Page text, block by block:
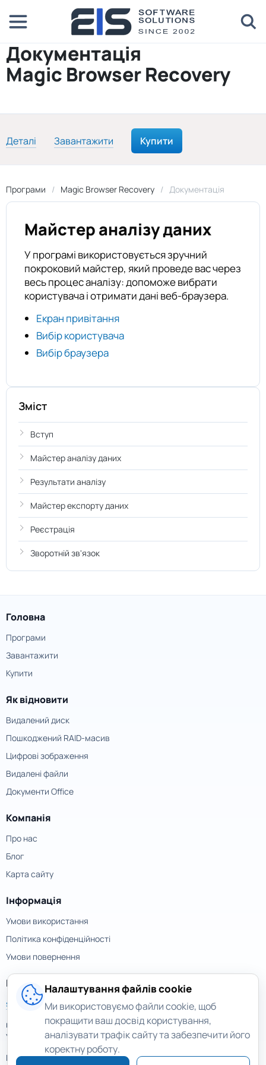
Документація
Magic Browser Recovery
Деталі Завантажити Купити
Програми Magic Browser Recovery Документація
Майстер аналізу даних
У програмі використовується зручний
покроковий майстер, який проведе вас через
весь процес аналізу: допоможе вибрати
користувача і отримати дані веб-браузера.
Екран привітання
Вибір користувача
Вибір браузера
Зміст
Вступ
Майстер аналізу даних
Результати аналізу
Майстер експорту даних
Реєстрація
Зворотній зв'язок
Головна
Програми
Завантажити
Купити
Як відновити
Видалений диск
Пошкоджений RAID-масив
Цифрові зображення
Видалені файли
Документи Office
Компанія
Про нас
Блог
Карта сайту
Інформація
Умови використання
Політика конфіденційності
Умови повернення
Контакти
support@magicuneraser.com
вул. Велика Васильківська, 77а
Україна, Київ
Ще контакти >
Налаштування файлів cookie
Ми використовуємо файли cookie, щоб
покращити ваш досвід користування,
аналізувати трафік сайту та забезпечити його
коректну роботу.